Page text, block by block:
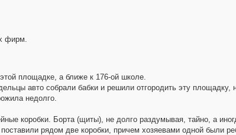
фирм.
площадке, а ближе к 176-ой школе.
авто собрали бабки и решили отгородить эту площадку,
недолго.
коробки. Борта (щиты), не долго раздумывая, тайно, а
рядом две коробки, причем хозяевами одной были